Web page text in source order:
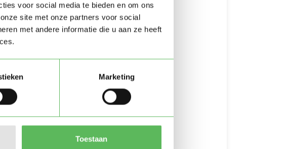
voor social media te bieden en om ons
site met onze partners voor social
met andere informatie die u aan ze heeft
Marketing
Toestaan
niet dat het ook makkelijk is
aan de nieuwe oppas, kan dit
oppassers zo soepel
maar wel tot een minimum